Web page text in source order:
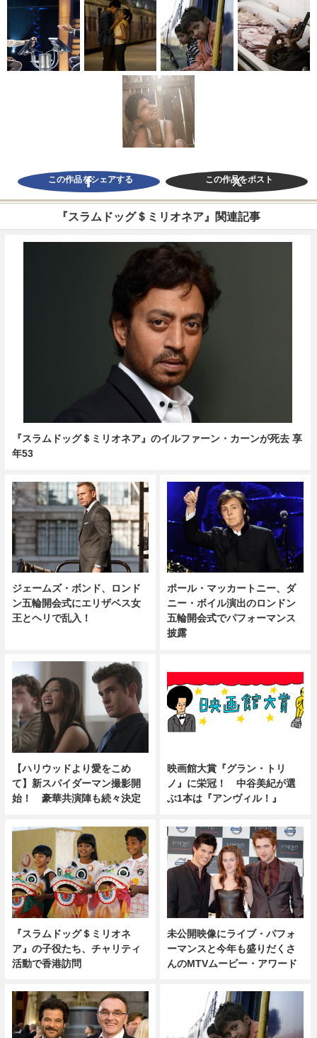
この作品をシェアする この作品をポスト
『スラムドッグ＄ミリオネア』関連記事
『スラムドッグ＄ミリオネア』のイルファーン・カーンが死去 享
年53
ジェームズ・ボンド、ロンド
ン五輪開会式にエリザベス女
王とヘリで乱入！
ポール・マッカートニー、ダ
ニー・ボイル演出のロンドン
五輪開会式でパフォーマンス
披露
【ハリウッドより愛をこめ
て】新スパイダーマン撮影開
始！ 豪華共演陣も続々決定
映画館大賞『グラン・トリ
ノ』に栄冠！ 中谷美紀が選
ぶ1本は『アンヴィル！』
『スラムドッグ＄ミリオネ
ア』の子役たち、チャリティ
活動で香港訪問
未公開映像にライブ・パフォ
ーマンスと今年も盛りだくさ
んのMTVムービー・アワード